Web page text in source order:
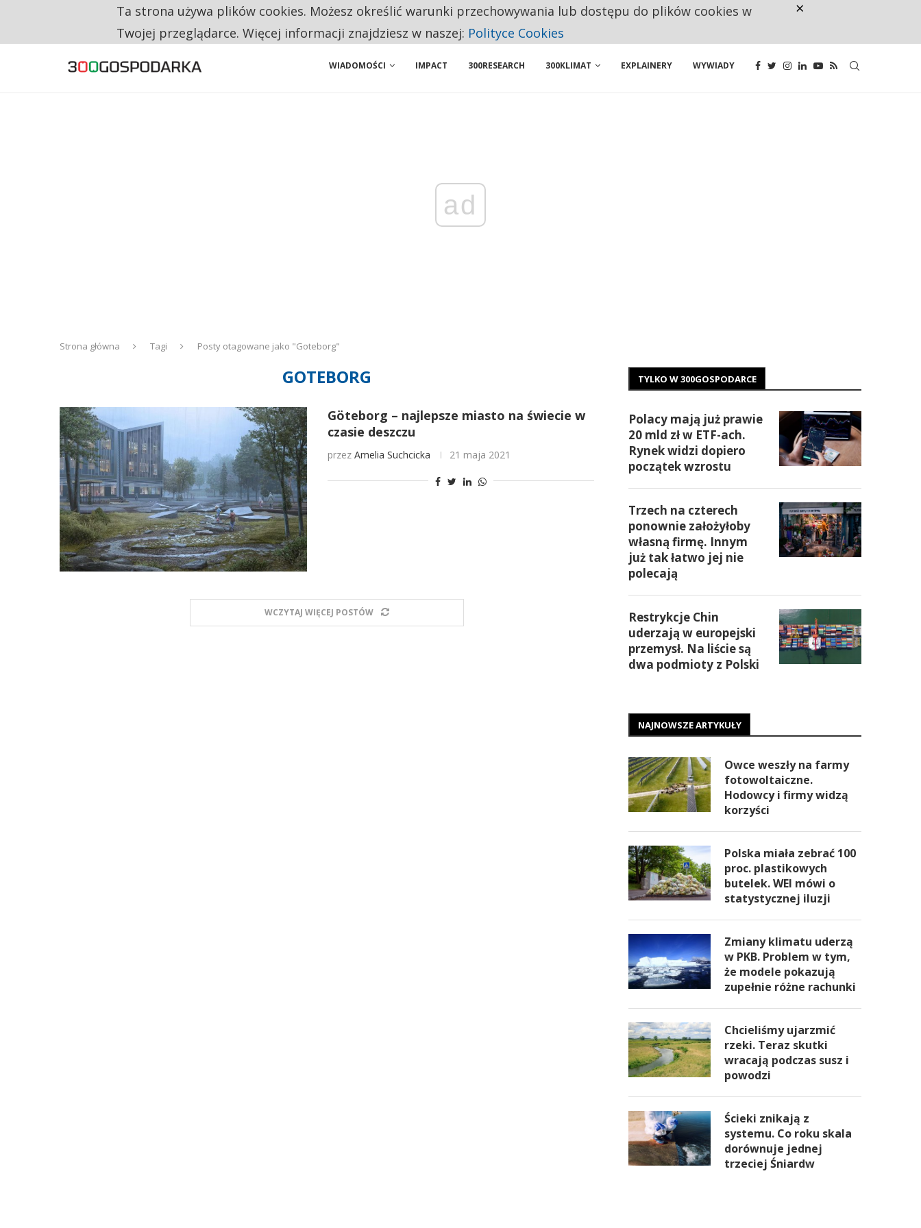
TRZECH NA CZTERECH PONOWNIE ZAŁOŻYŁOBY WŁASNĄ FIRMĘ. INNYM JUŻ TAK ŁATWO JEJ NIE POLECAJĄ
WIADOMOŚCI IMPACT 300RESEARCH 300KLIMAT EXPLAINERY WYWIADY
ad
Strona główna Tagi Posty otagowane jako "Goteborg"
GOTEBORG
Göteborg – najlepsze miasto na świecie w
czasie deszczu
przez Amelia Suchcicka 21 maja 2021
WCZYTAJ WIĘCEJ POSTÓW
TYLKO W 300GOSPODARCE
Polacy mają już prawie
20 mld zł w ETF-ach.
Rynek widzi dopiero
początek wzrostu
Trzech na czterech
ponownie założyłoby
własną firmę. Innym
już tak łatwo jej nie
polecają
Restrykcje Chin
uderzają w europejski
przemysł. Na liście są
dwa podmioty z Polski
NAJNOWSZE ARTYKUŁY
Owce weszły na farmy
fotowoltaiczne.
Hodowcy i firmy widzą
korzyści
Polska miała zebrać 100
proc. plastikowych
butelek. WEI mówi o
statystycznej iluzji
Zmiany klimatu uderzą
w PKB. Problem w tym,
że modele pokazują
zupełnie różne rachunki
Chcieliśmy ujarzmić
rzeki. Teraz skutki
wracają podczas susz i
powodzi
Ścieki znikają z
systemu. Co roku skala
dorównuje jednej
trzeciej Śniardw
Ta strona używa plików cookies. Możesz określić warunki przechowywania lub dostępu do plików cookies w
Twojej przeglądarce. Więcej informacji znajdziesz w naszej: Polityce Cookies
×